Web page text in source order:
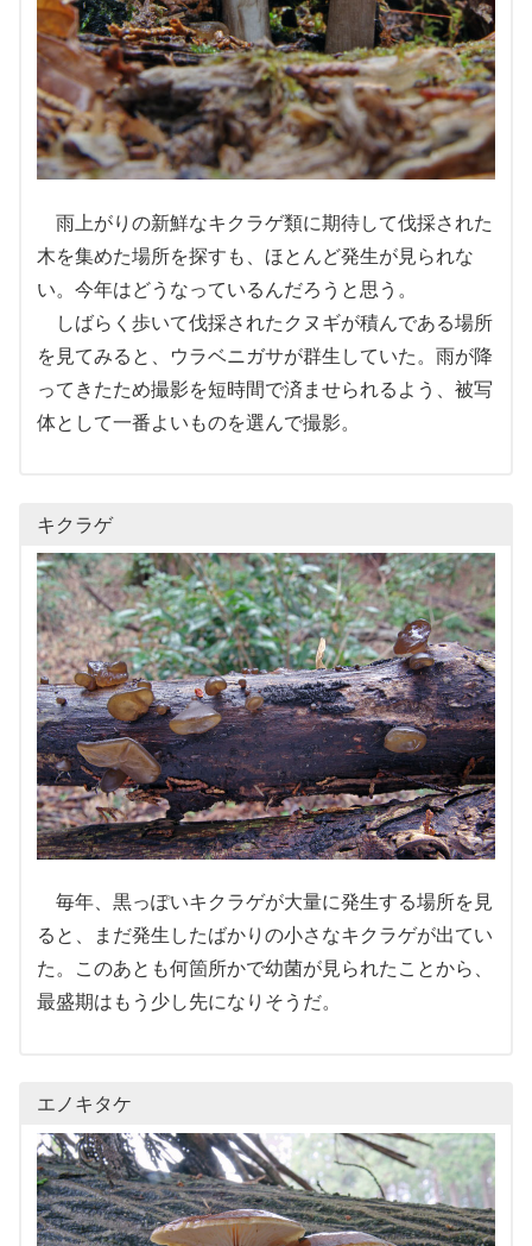
雨上がりの新鮮なキクラゲ類に期待して伐採された
木を集めた場所を探すも、ほとんど発生が見られな
い。今年はどうなっているんだろうと思う。
しばらく歩いて伐採されたクヌギが積んである場所
を見てみると、ウラベニガサが群生していた。雨が降
ってきたため撮影を短時間で済ませられるよう、被写
体として一番よいものを選んで撮影。
キクラゲ
毎年、黒っぽいキクラゲが大量に発生する場所を見
ると、まだ発生したばかりの小さなキクラゲが出てい
た。このあとも何箇所かで幼菌が見られたことから、
最盛期はもう少し先になりそうだ。
エノキタケ